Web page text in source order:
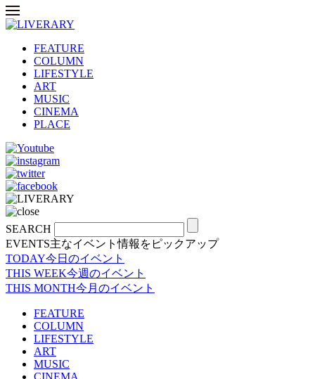
FEATURE
COLUMN
LIFESTYLE
ART
MUSIC
CINEMA
PLACE
SEARCH
EVENTS主なイベント情報をピックアップ
TODAY今日のイベント
THIS WEEK今週のイベント
THIS MONTH今月のイベント
FEATURE
COLUMN
LIFESTYLE
ART
MUSIC
CINEMA